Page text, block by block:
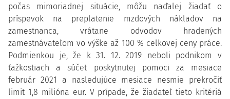
počas mimoriadnej situácie, môžu naďalej žiadať o
príspevok na preplatenie mzdových nákladov na
zamestnanca, vrátane odvodov hradených
zamestnávateľom vo výške až 100 % celkovej ceny práce.
Podmienkou je, že k 31. 12. 2019 neboli podnikom v
ťažkostiach a súčet poskytnutej pomoci za mesiace
február 2021 a nasledujúce mesiace nesmie prekročiť
limit 1,8 milióna eur. V prípade, že žiadateľ tieto kritériá